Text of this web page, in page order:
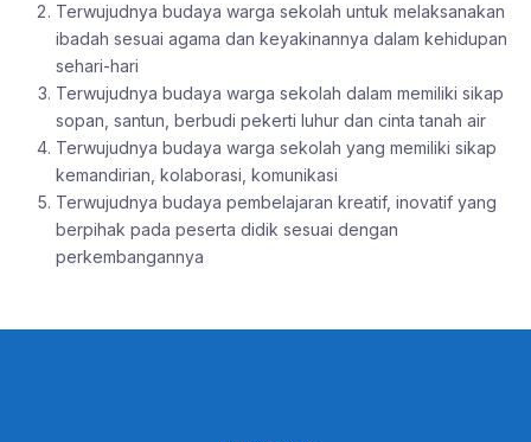
Terwujudnya budaya warga sekolah untuk melaksanakan
ibadah sesuai agama dan keyakinannya dalam kehidupan
sehari-hari
Terwujudnya budaya warga sekolah dalam memiliki sikap
sopan, santun, berbudi pekerti luhur dan cinta tanah air
Terwujudnya budaya warga sekolah yang memiliki sikap
kemandirian, kolaborasi, komunikasi
Terwujudnya budaya pembelajaran kreatif, inovatif yang
berpihak pada peserta didik sesuai dengan
perkembangannya